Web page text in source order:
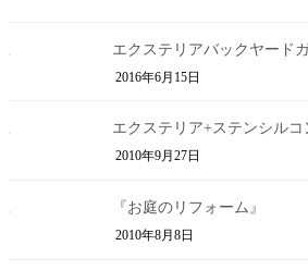
エクステリアバックヤード
2016年6月15日
エクステリア+ステンシルコ
2010年9月27日
『お庭のリフォーム』
2010年8月8日